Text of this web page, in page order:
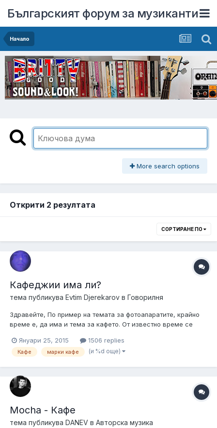
Българският форум за музиканти
Начало
More search options
Открити 2 резултата
СОРТИРАНЕ ПО
Кафеджии има ли?
тема публикува Evtim Djerekarov в Говорилня
Здравейте, По пример на темата за фотоапаратите, крайно
време е, да има и тема за кафето. От известно време се
кревата до магазина сутрин. По принцип често обичам
сутрешното кафе - нещо като ритуал е това. Предполагам, че
Януари 25, 2015 1506 replies
Кафе марки кафе (и %d още)
Mocha - Кафе
тема публикува DANEV в Авторска музика